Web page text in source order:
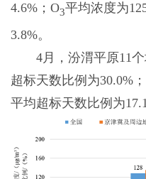
4.6%；O3平均浓度为
3.8%。
4月，汾渭平原11个
超标天数比例为30.0%
平均超标天数比例为